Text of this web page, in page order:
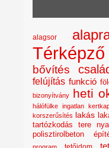
alagsor
Térképző
bővítés
felújítás funkció
bizonyítvány heti
hálófülke ingatlan
korszerűsítés lakás
tartózkodás tere
polisztirolbeton
tetőidom